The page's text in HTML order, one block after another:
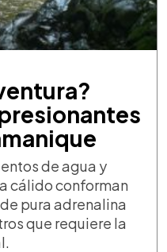
de agua y
cálido conforman
pura adrenalina
que requiere la